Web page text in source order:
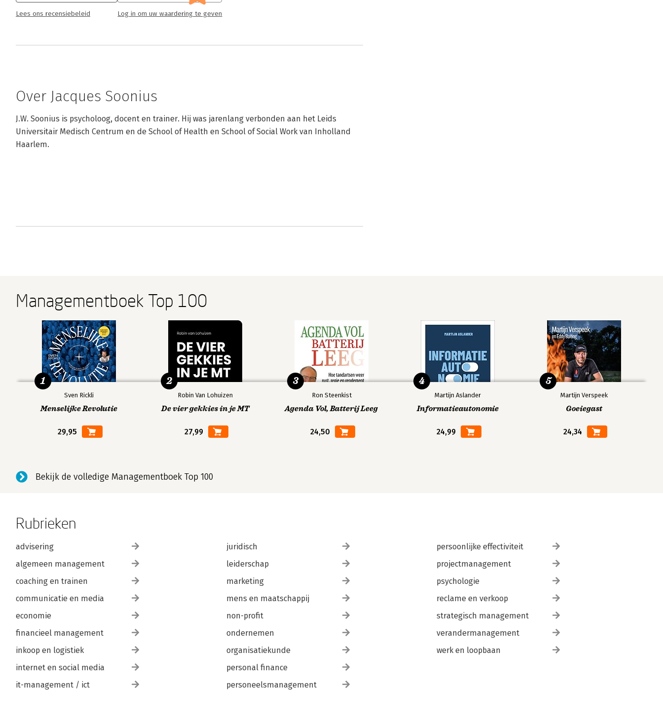
Lees ons recensiebeleid Log in om uw waardering te geven
Over Jacques Soonius
J.W. Soonius is psycholoog, docent en trainer. Hij was jarenlang verbonden aan het Leids
Universitair Medisch Centrum en de School of Health en School of Social Work van Inholland
Haarlem.
Managementboek Top 100
Sven Rickli
Menselijke Revolutie
29,95
1
Robin Van Lohuizen
De vier gekkies in je MT
27,99
2
Ron Steenkist
Agenda Vol, Batterij Leeg
24,50
3
Martijn Aslander
Informatieautonomie
24,99
4
Martijn Verspeek
Goeiegast
24,34
5
Bekijk de volledige Managementboek Top 100
Rubrieken
advisering
algemeen management
coaching en trainen
communicatie en media
economie
financieel management
inkoop en logistiek
internet en social media
it-management / ict
juridisch
leiderschap
marketing
mens en maatschappij
non-profit
ondernemen
organisatiekunde
personal finance
personeelsmanagement
persoonlijke effectiviteit
projectmanagement
psychologie
reclame en verkoop
strategisch management
verandermanagement
werk en loopbaan